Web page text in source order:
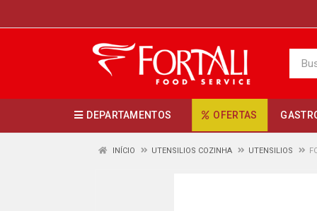
DEPARTAMENTOS OFERTAS
INÍCIO UTENSILIOS COZINHA UTENSILIOS